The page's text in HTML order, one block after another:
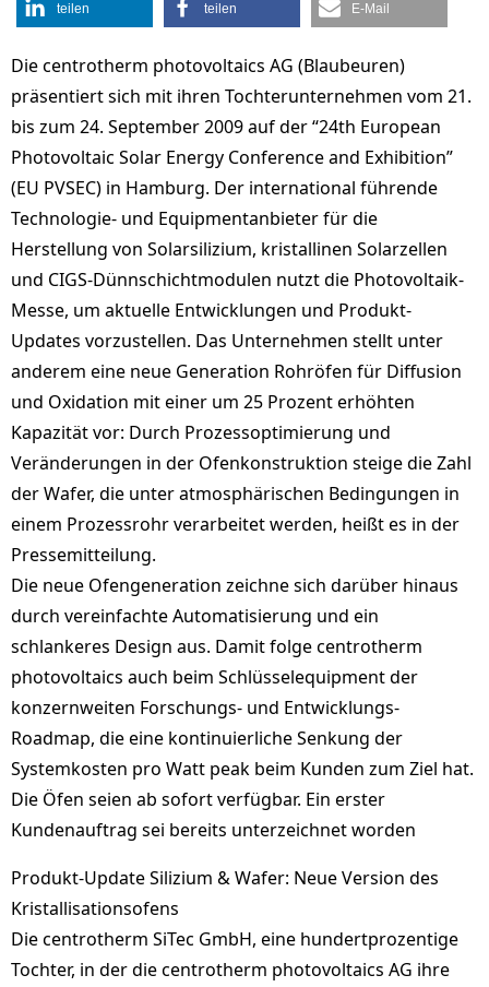
teilen teilen E-Mail
Die centrotherm photovoltaics AG (Blaubeuren)
präsentiert sich mit ihren Tochterunternehmen vom 21.
bis zum 24. September 2009 auf der “24th European
Photovoltaic Solar Energy Conference and Exhibition”
(EU PVSEC) in Hamburg. Der international führende
Technologie- und Equipmentanbieter für die
Herstellung von Solarsilizium, kristallinen Solarzellen
und CIGS-Dünnschichtmodulen nutzt die Photovoltaik-
Messe, um aktuelle Entwicklungen und Produkt-
Updates vorzustellen. Das Unternehmen stellt unter
anderem eine neue Generation Rohröfen für Diffusion
und Oxidation mit einer um 25 Prozent erhöhten
Kapazität vor: Durch Prozessoptimierung und
Veränderungen in der Ofenkonstruktion steige die Zahl
der Wafer, die unter atmosphärischen Bedingungen in
einem Prozessrohr verarbeitet werden, heißt es in der
Pressemitteilung.
Die neue Ofengeneration zeichne sich darüber hinaus
durch vereinfachte Automatisierung und ein
schlankeres Design aus. Damit folge centrotherm
photovoltaics auch beim Schlüsselequipment der
konzernweiten Forschungs- und Entwicklungs-
Roadmap, die eine kontinuierliche Senkung der
Systemkosten pro Watt peak beim Kunden zum Ziel hat.
Die Öfen seien ab sofort verfügbar. Ein erster
Kundenauftrag sei bereits unterzeichnet worden
Produkt-Update Silizium & Wafer: Neue Version des
Kristallisationsofens
Die centrotherm SiTec GmbH, eine hundertprozentige
Tochter, in der die centrotherm photovoltaics AG ihre